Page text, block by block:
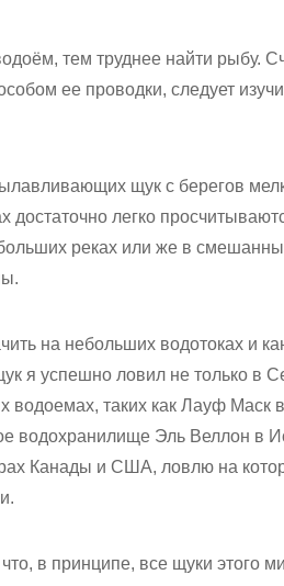
тем труднее найти рыбу.
ее проводки, следует
щук с берегов
достаточно легко
реках или же в
на небольших водотоках и
я успешно ловил не только в
водоемах, таких как Лауф Маск
водохранилище Эль Веллон в
Канады и США, ловлю на
в принципе, все щуки этого